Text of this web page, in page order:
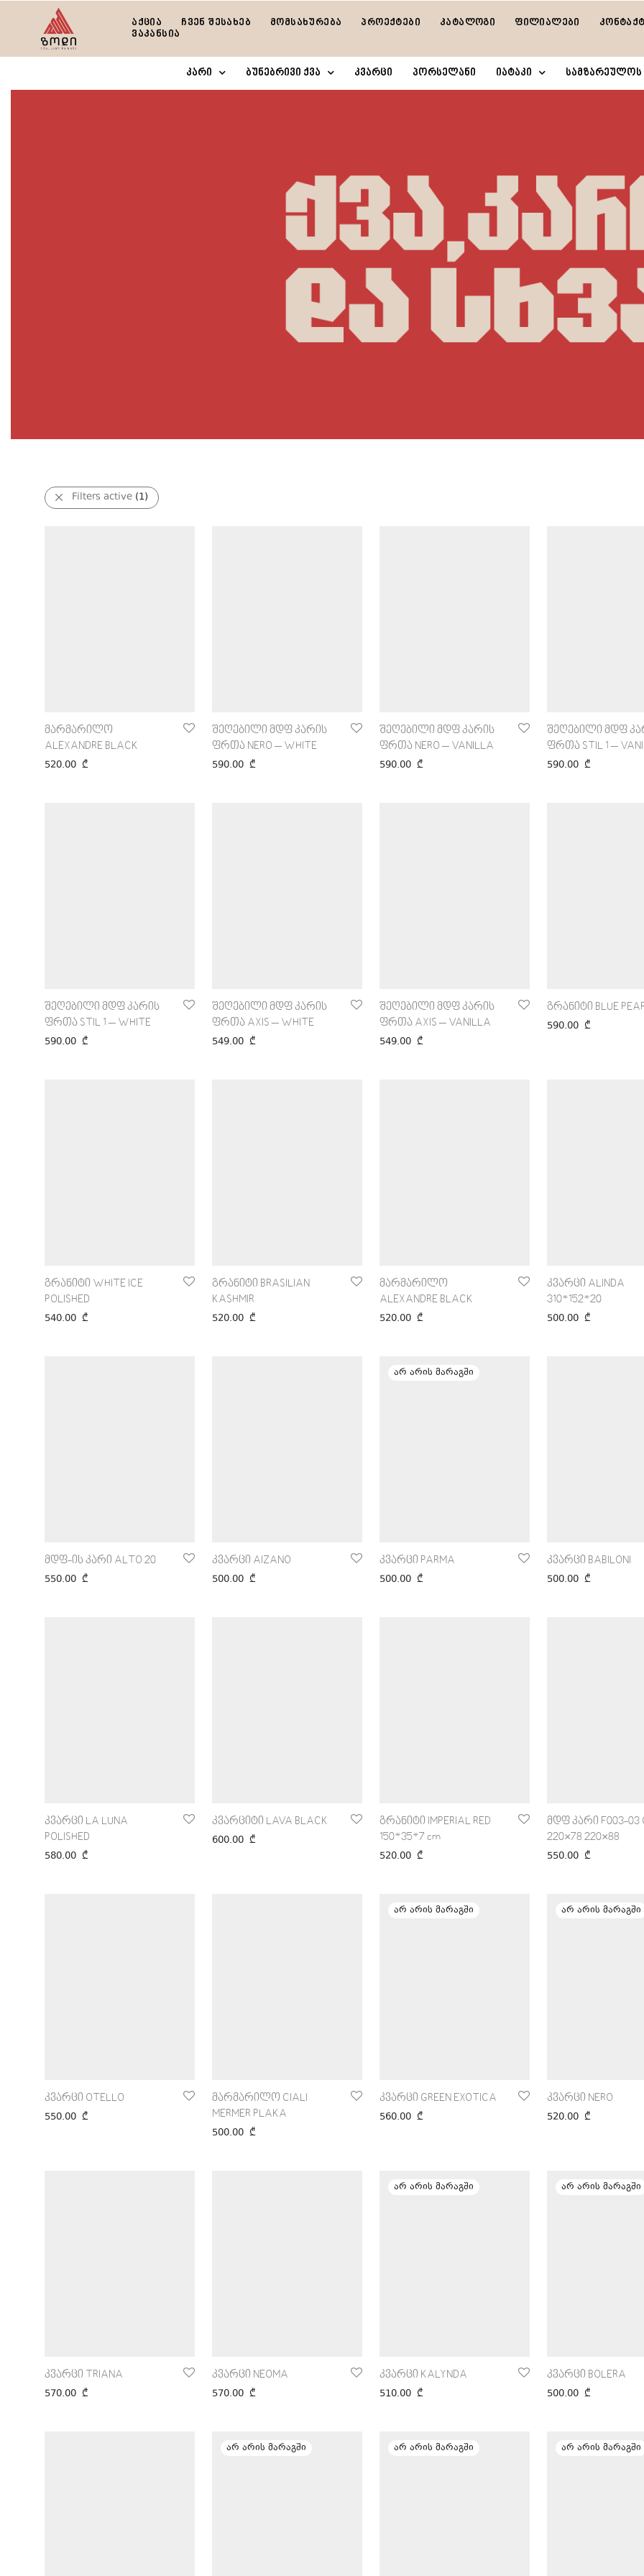
აქცია ჩვენ შესახებ მომსახურება პროექტები კატალოგი ფილიალები
ვაკანსია
კარი ბუნებრივი ქვა კვარცი პორსელანი იატაკი სამზარეულოს
Filters active (1)
მარმარილო
ALEXANDRE BLACK
520.00 ₾
შეღებილი მდფ კარის
ფრთა NERO – WHITE
590.00 ₾
შეღებილი მდფ კარის
ფრთა NERO – VANILLA
590.00 ₾
შეღებილი მდფ
ფრთა STIL 1 –
590.00 ₾
შეღებილი მდფ კარის
ფრთა STIL 1 – WHITE
590.00 ₾
შეღებილი მდფ კარის
ფრთა AXIS – WHITE
549.00 ₾
შეღებილი მდფ კარის
ფრთა AXIS – VANILLA
549.00 ₾
გრანიტი BLUE
590.00 ₾
გრანიტი WHITE ICE
POLISHED
540.00 ₾
გრანიტი BRASILIAN
KASHMIR
520.00 ₾
მარმარილო
ALEXANDRE BLACK
520.00 ₾
კვარცი ALINDA
310*152*20
500.00 ₾
მდფ-ის კარი ALTO 20
550.00 ₾
კვარცი AIZANO
500.00 ₾
კვარცი PARMA
500.00 ₾
კვარცი BABILONI
500.00 ₾
კვარცი LA LUNA
POLISHED
580.00 ₾
კვარციტი LAVA BLACK
600.00 ₾
გრანიტი IMPERIAL RED
150*35*7 cm
520.00 ₾
მდფ კარი F003-03
220×78 220×88
550.00 ₾
კვარცი OTELLO
550.00 ₾
მარმარილო CIALI
MERMER PLAKA
500.00 ₾
კვარცი GREEN EXOTICA
560.00 ₾
კვარცი NERO
520.00 ₾
კვარცი TRIANA
570.00 ₾
კვარცი NEOMA
570.00 ₾
კვარცი KALYNDA
510.00 ₾
კვარცი BOLERA
500.00 ₾